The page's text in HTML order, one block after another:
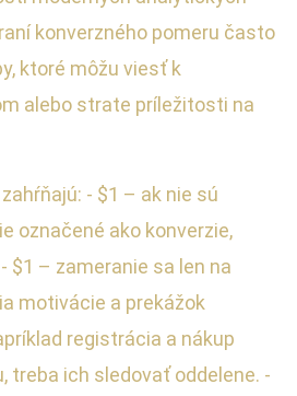
konverzného pomeru často
ktoré môžu viesť k
alebo strate príležitosti na
- $1 – ak nie sú
označené ako konverzie,
$1 – zameranie sa len na
motivácie a prekážok
registrácia a nákup
treba ich sledovať oddelene. -